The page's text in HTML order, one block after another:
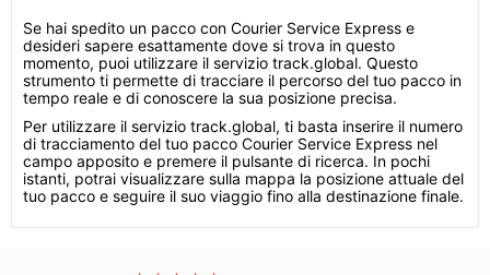
Se hai spedito un pacco con Courier Service Express e
desideri sapere esattamente dove si trova in questo
momento, puoi utilizzare il servizio track.global. Questo
strumento ti permette di tracciare il percorso del tuo pacco in
tempo reale e di conoscere la sua posizione precisa.
Per utilizzare il servizio track.global, ti basta inserire il numero
di tracciamento del tuo pacco Courier Service Express nel
campo apposito e premere il pulsante di ricerca. In pochi
istanti, potrai visualizzare sulla mappa la posizione attuale del
tuo pacco e seguire il suo viaggio fino alla destinazione finale.